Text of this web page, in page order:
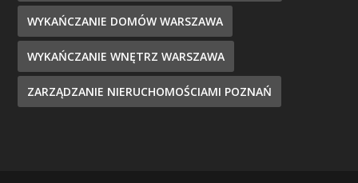
WYKAŃCZANIE DOMÓW WARSZAWA
WYKAŃCZANIE WNĘTRZ WARSZAWA
ZARZĄDZANIE NIERUCHOMOŚCIAMI POZNAŃ